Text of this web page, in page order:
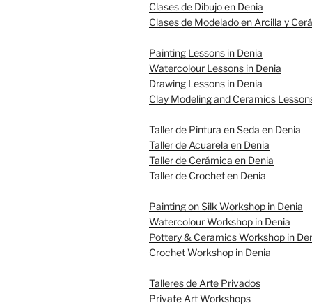
Clases de Dibujo en Denia
Clases de Modelado en Arcilla y
Painting Lessons in Denia
Watercolour Lessons in Denia
Drawing Lessons in Denia
Clay Modeling and Ceramics
Taller de Pintura en Seda en Denia
Taller de Acuarela en Denia
Taller de Cerámica en Denia
Taller de Crochet en Denia
Painting on Silk Workshop in Denia
Watercolour Workshop in Denia
Pottery & Ceramics Workshop in
Crochet Workshop in Denia
Talleres de Arte Privados
Private Art Workshops